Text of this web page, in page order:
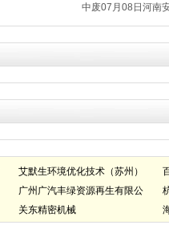
中废07月08日河南
艾默生环境优化技术（苏州）
有限公司
广州广汽丰绿资源再生有限公
司
关东精密机械